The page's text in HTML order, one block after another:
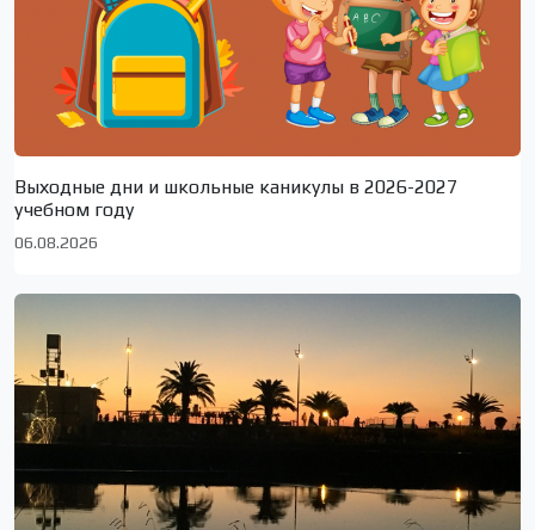
Выходные дни и школьные каникулы в 2026-2027
учебном году
06.08.2026